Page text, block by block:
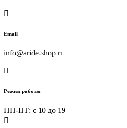

Email
info@aride-shop.ru

Режим работы
ПН-ПТ: c 10 до 19
